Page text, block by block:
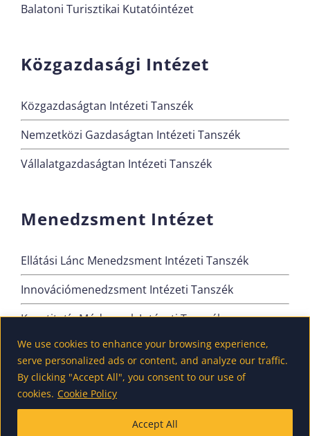
We use cookies to enhance your browsing experience,
serve personalized ads or content, and analyze our traffic.
By clicking "Accept All", you consent to our use of
cookies. Cookie Policy
Accept All
Balatoni Turisztikai Kutatóintézet
Közgazdasági Intézet
Közgazdaságtan Intézeti Tanszék
Nemzetközi Gazdaságtan Intézeti Tanszék
Vállalatgazdaságtan Intézeti Tanszék
Menedzsment Intézet
Ellátási Lánc Menedzsment Intézeti Tanszék
Innovációmenedzsment Intézeti Tanszék
Kvantitatív Módszerek Intézeti Tanszék
Szervezési és Vezetési Intézeti Tanszék